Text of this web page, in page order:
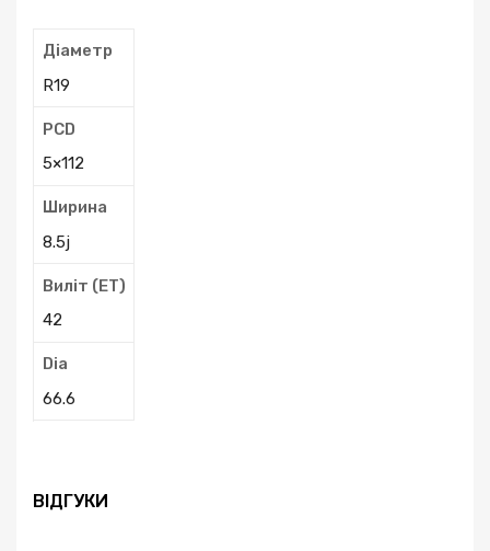
Діаметр
R19
PCD
5×112
Ширина
8.5j
Виліт (ЕТ)
42
Dia
66.6
ВІДГУКИ